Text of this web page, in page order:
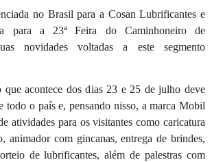
no Brasil para a Cosan Lubrificantes e
para a 23ª Feira do Caminhoneiro de
novidades voltadas a este segmento
que acontece dos dias 23 e 25 de julho deve
todo o país e, pensando nisso, a marca Mobil
atividades para os visitantes como caricatura
animador com gincanas, entrega de brindes,
de lubrificantes, além de palestras com